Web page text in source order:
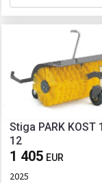
Stiga PARK
12
1 405 EUR
2025